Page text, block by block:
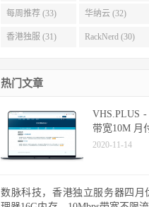
(34)
每周推荐 (33) 华纳云 (32)
香港独服 (31) RackNerd (30)
热门文章
VHS.PLUS
带宽10M 月
2020-11-14
数脉科技，香港独立服务器四月